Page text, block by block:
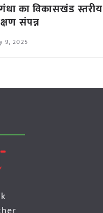
का विकासखंड स्तरीय
संपन्न
9, 2025